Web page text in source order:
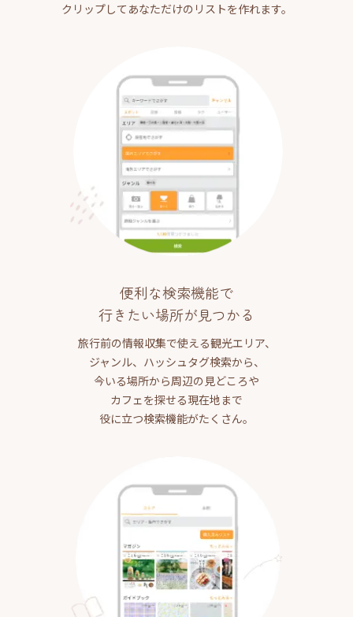
クリップしてあなただけのリストを作れます。
便利な検索機能で
行きたい場所が見つかる
旅行前の情報収集で使える観光エリア、
ジャンル、ハッシュタグ検索から、
今いる場所から周辺の見どころや
カフェを探せる現在地まで
役に立つ検索機能がたくさん。